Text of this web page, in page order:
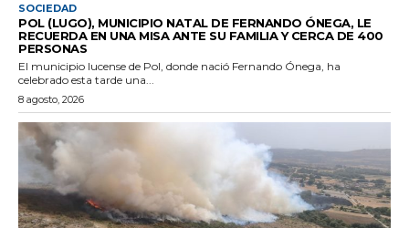
SOCIEDAD
POL (LUGO), MUNICIPIO NATAL DE FERNANDO ÓNEGA, LE
RECUERDA EN UNA MISA ANTE SU FAMILIA Y CERCA DE 400
PERSONAS
El municipio lucense de Pol, donde nació Fernando Ónega, ha
celebrado esta tarde una...
8 agosto, 2026